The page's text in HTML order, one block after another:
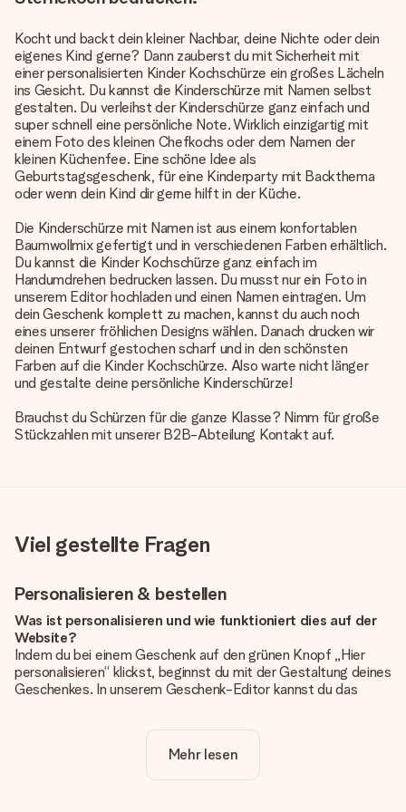
Kocht und backt dein kleiner Nachbar, deine Nichte oder dein
eigenes Kind gerne? Dann zauberst du mit Sicherheit mit
einer personalisierten Kinder Kochschürze ein großes Lächeln
ins Gesicht. Du kannst die Kinderschürze mit Namen selbst
gestalten. Du verleihst der Kinderschürze ganz einfach und
super schnell eine persönliche Note. Wirklich einzigartig mit
einem Foto des kleinen Chefkochs oder dem Namen der
kleinen Küchenfee. Eine schöne Idee als
Geburtstagsgeschenk, für eine Kinderparty mit Backthema
oder wenn dein Kind dir gerne hilft in der Küche.
Die Kinderschürze mit Namen ist aus einem konfortablen
Baumwollmix gefertigt und in verschiedenen Farben erhältlich.
Du kannst die Kinder Kochschürze ganz einfach im
Handumdrehen bedrucken lassen. Du musst nur ein Foto in
unserem Editor hochladen und einen Namen eintragen. Um
dein Geschenk komplett zu machen, kannst du auch noch
eines unserer fröhlichen Designs wählen. Danach drucken wir
deinen Entwurf gestochen scharf und in den schönsten
Farben auf die Kinder Kochschürze. Also warte nicht länger
und gestalte deine persönliche Kinderschürze!
Brauchst du Schürzen für die ganze Klasse? Nimm für große
Stückzahlen mit unserer B2B-Abteilung Kontakt auf.
Viel gestellte Fragen
Personalisieren & bestellen
Was ist personalisieren und wie funktioniert dies auf der
Website?
Indem du bei einem Geschenk auf den grünen Knopf „Hier
personalisieren“ klickst, beginnst du mit der Gestaltung deines
Geschenkes. In unserem Geschenk-Editor kannst du das
noch eines unserer angebotenen Designs, um deinem
Geschenk die perfekte Ausstrahlung zu verleihen.
Mehr lesen